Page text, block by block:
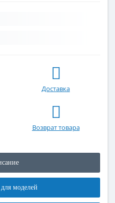
Доставка
Возврат товара
моделей